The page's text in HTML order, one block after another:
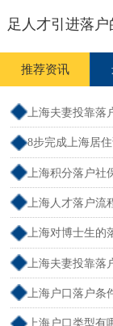
足人才引进落户
推荐资讯
上海夫妻投靠落
2026年）
8步完成上海居
证积分办理申请
上海积分落户社
上海人才落户流
上海对博士生的
上海夫妻投靠落
上海户口落户条
策）
上海户口类型有